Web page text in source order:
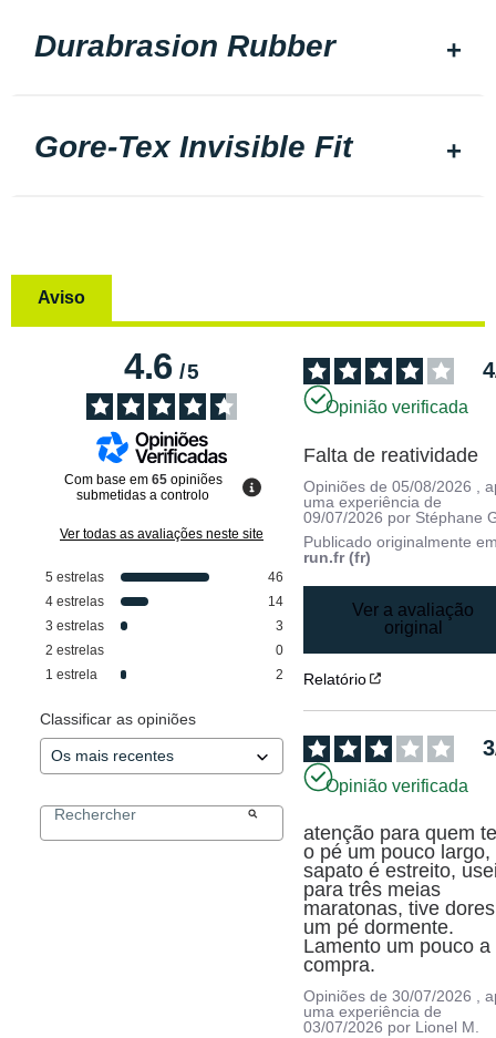
Durabrasion Rubber
Gore-Tex Invisible Fit
Aviso
4.6/5
Com base em 65 opiniões
submetidas a controlo
Ver todas as avaliações neste site
5 estrelas
46
4 estrelas
14
3 estrelas
3
2 estrelas
0
1 estrela 2
Classificar as opiniões
4
Opinião verificada
Falta de reatividade
Opiniões de05/08/2026
,
uma experiência de
09/07/2026 por Stéphane
Publicado originalmente
run.fr (fr)
Ver a avaliação
original
Relatório
3
Opinião verificada
atenção para quem
o pé um pouco largo,
sapato é estreito,
para três meias
maratonas, tive
um pé dormente.
Lamento um pouco a
compra.
Opiniões de30/07/2026
,
uma experiência de
03/07/2026 por Lionel M.